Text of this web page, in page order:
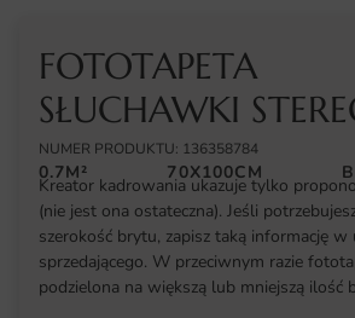
FOTOTAPETA
SŁUCHAWKI
NUMER PRODUKTU: 136358784
0.7M² 70X100CM
Kreator kadrowania ukazuje tylko
(nie jest ona ostateczna). Jeśli
szerokość brytu, zapisz taką informację w
sprzedającego. W przeciwnym razie
podzielona na większą lub mniejszą ilość